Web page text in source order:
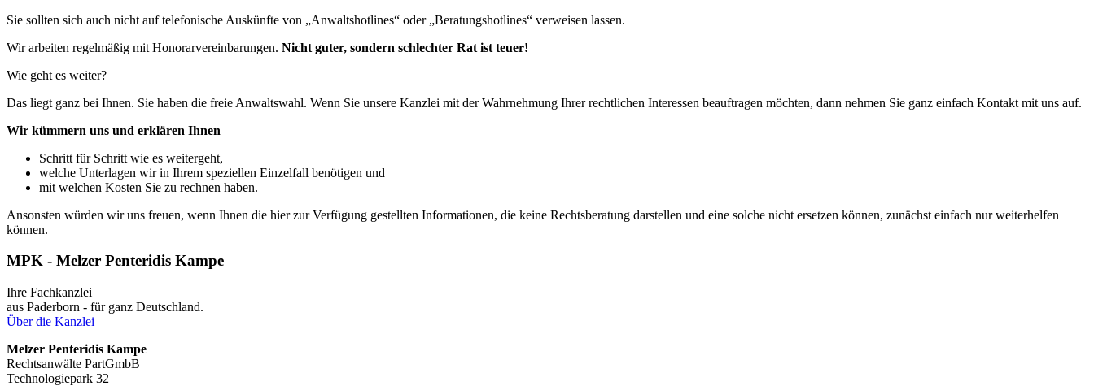
Sie sollten sich auch nicht auf telefonische Auskünfte von „Anwaltshotlines“ oder „Beratungshotlines“ verweisen lassen.
Wir arbeiten regelmäßig mit Honorarvereinbarungen. Nicht guter, sondern schlechter Rat ist teuer!
Wie geht es weiter?
Das liegt ganz bei Ihnen. Sie haben die freie Anwaltswahl. Wenn Sie unsere Kanzlei mit der Wahrnehmung Ihrer rechtlichen Interessen beauftragen möchten, dann nehmen Sie ganz einfach Kontakt mit uns auf.
Wir kümmern uns und erklären Ihnen
Schritt für Schritt wie es weitergeht,
welche Unterlagen wir in Ihrem speziellen Einzelfall benötigen und
mit welchen Kosten Sie zu rechnen haben.
Ansonsten würden wir uns freuen, wenn Ihnen die hier zur Verfügung gestellten Informationen, die keine Rechtsberatung darstellen und eine solche nicht ersetzen können, zunächst einfach nur weiterhelfen
können.
MPK - Melzer Penteridis Kampe
Ihre Fachkanzlei
aus Paderborn - für ganz Deutschland.
Über die Kanzlei
Melzer Penteridis Kampe
Rechtsanwälte PartGmbB
Technologiepark 32